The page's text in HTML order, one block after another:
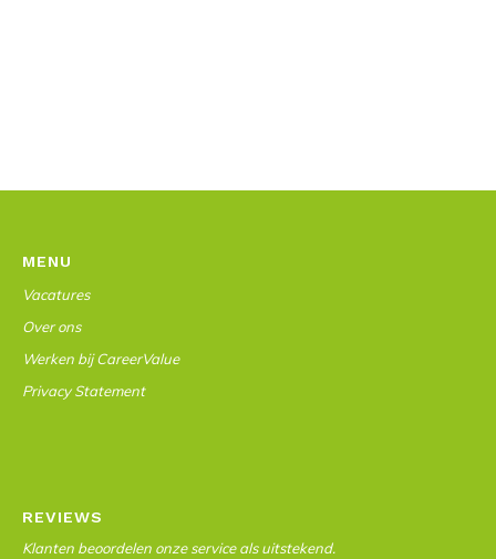
MENU
Vacatures
Over ons
Werken bij CareerValue
Privacy Statement
REVIEWS
Klanten beoordelen onze service als uitstekend.